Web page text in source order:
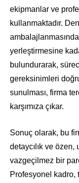
ekipmanlar ve
kullanmaktadır.
yerleştirmesine
bulundurarak,
gereksinimleri
sunulması, firma
karşımıza çıkar.
Sonuç olarak, bu
detaycılık ve özen,
vazgeçilmez bir
Profesyonel kadro,